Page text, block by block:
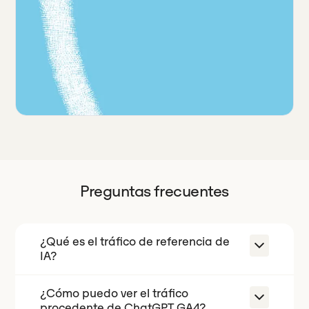
Preguntas frecuentes
¿Qué es el tráfico de referencia de
IA?
El tráfico de referencia procedente de
¿Cómo puedo ver el tráfico